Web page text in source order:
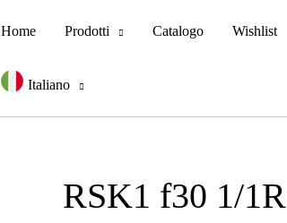
Home Prodotti Catalogo Wishlist
Italiano
RSK1 f30 1/1R